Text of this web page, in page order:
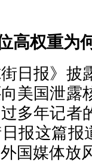
高权重为
日报》披
美国泄露
多年记者
报这篇报
国媒体放